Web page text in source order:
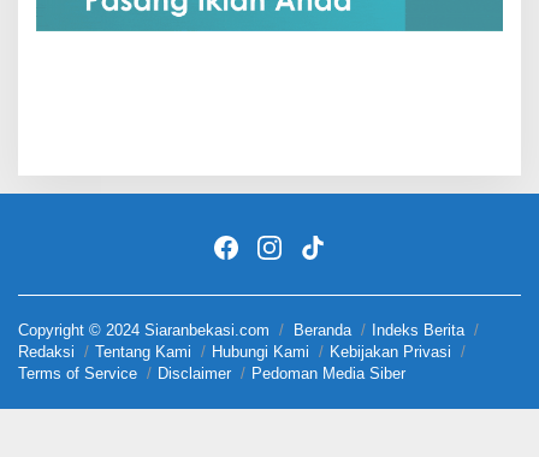
Copyright © 2024 Siaranbekasi.com Beranda
Indeks Berita
Redaksi
Tentang Kami Hubungi Kami
Kebijakan Privasi
Terms of Service
Disclaimer Pedoman Media Siber